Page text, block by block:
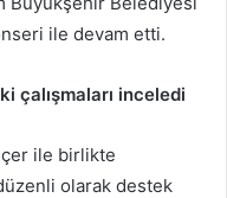
ile devam etti.
çalışmaları inceledi
ile birlikte
olarak destek